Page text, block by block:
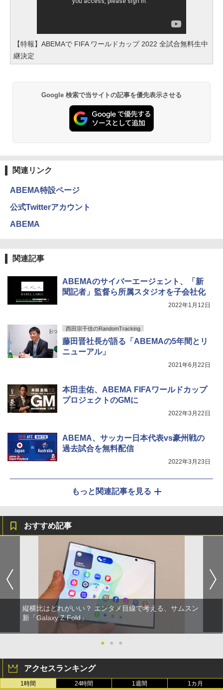
【特報】ABEMAで FIFA ワールドカップ 2022 全試合無料生中
継決定
Google 検索で当サイトの記事を優先表示させる
関連リンク
ABEMA特設ページ
公式Twitterアカウント
ABEMA
関連記事
ABEMAのサイバーエージェント、「新
聞記者」監督ら所属スタジオを子会社化
2022年1月12日
西田宗千佳のRandomTracking
藤田晋社長が語る「ABEMAの5年間とリ
ニューアル」
2021年6月22日
本田圭佑、ABEMA FIFAワールドカップ
プロジェクトのGMに
2022年3月22日
ABEMA、サッカー日本代表vs豪州戦の
過去試合を無料配信
2022年3月23日
もっと関連記事を見る
おすすめ記事
縦横比はどれがいい？ エンタメ目線で考える、サムスン
新「Galaxy Z Fold」
● ● ●
アクセスランキング
1時間 24時間 1週間 1カ月